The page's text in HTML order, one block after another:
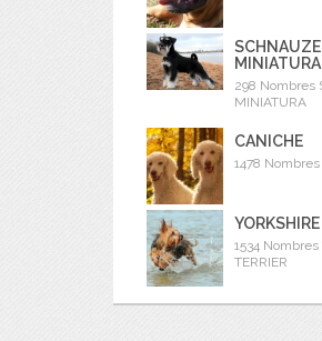
MINIATURA
298 Nombres
MINIATURA
CANICHE
1478
1534 Nombres
TERRIER